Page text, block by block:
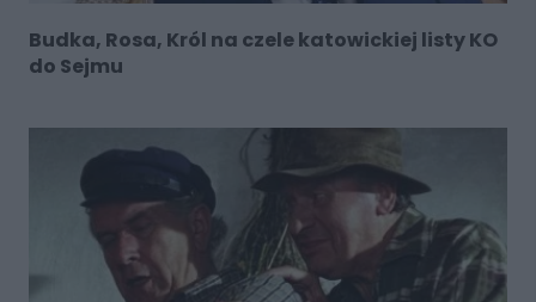
Budka, Rosa, Król na czele katowickiej listy KO
do Sejmu